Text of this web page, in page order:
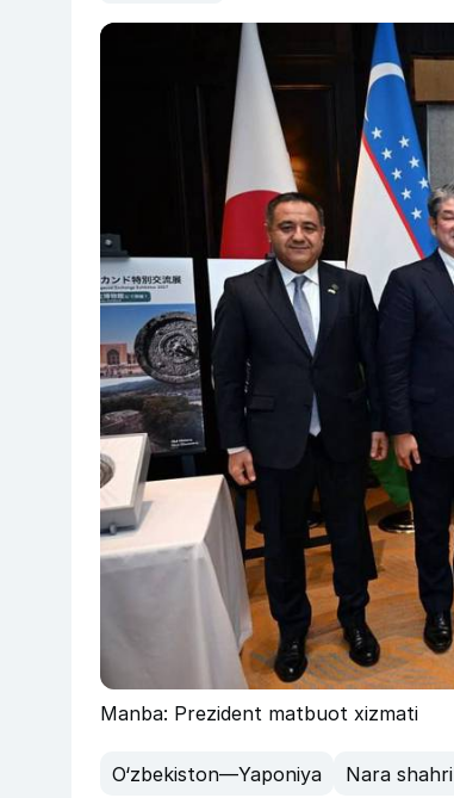
Manba: Prezident matbuot xizmati
O‘zbekiston—Yaponiya Nara shahri